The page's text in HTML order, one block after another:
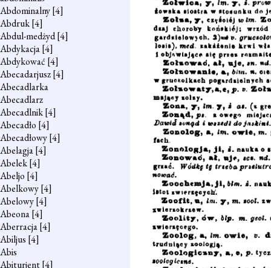
Abdominalny[4]
Abdruk[4]
Abdul-medżyd[4]
Abdykacja[4]
Abdykować [4]
Abecadarjusz[4]
Abecadlarka
Abecadlarz
Abecadlnik[4]
Abecadło [4]
Abecadłowy[4]
Abelagja[4]
Abelek[4]
Abeljo [4]
Abelkowy[4]
Abelowy[4]
Abeona[4]
Aberracja[4]
Abiljus [4]
Abis
Abiturjent[4]